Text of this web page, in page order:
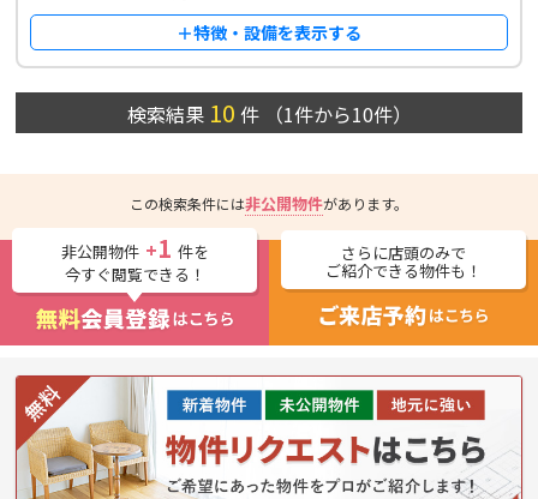
＋特徴・設備を表示する
検索結果 10 件 （1件から10件）
この検索条件には非公開物件があります。
非公開物件 +1 件を
今すぐ閲覧できる！
さらに店頭のみで
ご紹介できる物件も！